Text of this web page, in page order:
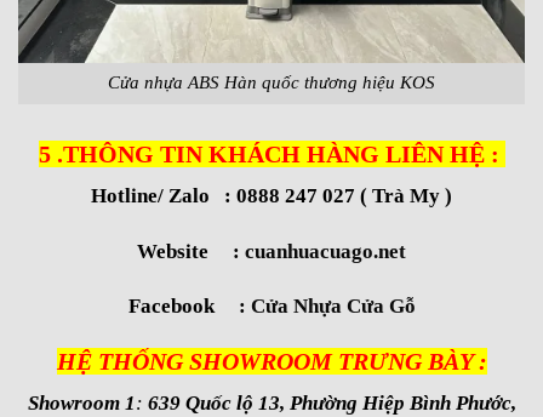
Cửa nhựa ABS Hàn quốc thương hiệu KOS
5 .THÔNG TIN KHÁCH HÀNG LIÊN HỆ :
Hotline/ Zalo : 0888 247 027 ( Trà My )
Website : cuanhuacuago.net
Facebook : Cửa Nhựa Cửa Gỗ
HỆ THỐNG SHOWROOM TRƯNG BÀY :
Showroom 1: 639 Quốc lộ 13, Phường Hiệp Bình Phước,